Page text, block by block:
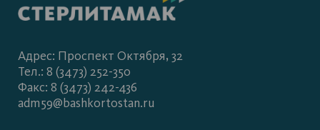
Адрес: Проспект Октября, 32
Тел.: 8 (3473) 252-350
Факс: 8 (3473) 242-436
adm59@bashkortostan.ru